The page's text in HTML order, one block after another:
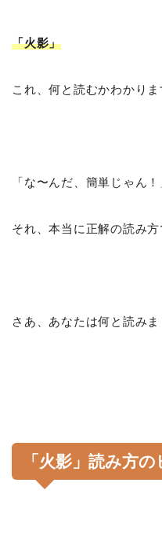
「火影」
これ、何と読むかわかりま
「な〜んだ、簡単じゃん
それ、本当に正解の読み方
さあ、あなたは何と読みま
「火影」読み方の